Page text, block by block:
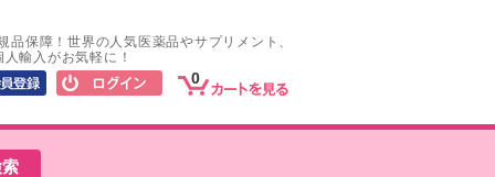
品保障！世界の人気医薬品やサプリメント、
輸入がお気軽に！
0